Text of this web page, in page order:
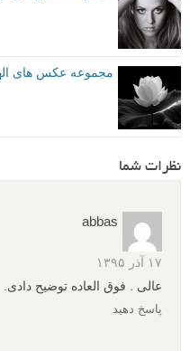
مجموعه عکس های
نظرات شما
abbas
۱۷ آذر ۱۳۹۵
عالی . فوق العاده توضیح دادی.
پاسخ دهید